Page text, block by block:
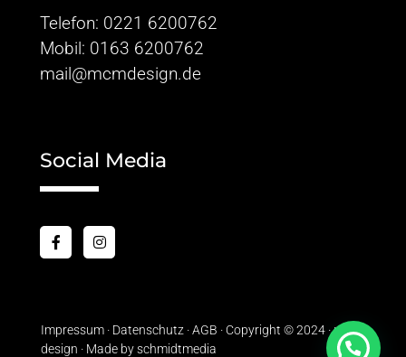
Telefon: 0221 6200762
Mobil: 0163 6200762
mail@mcmdesign.de
Social Media
Impressum · Datenschutz ·AGB · Copyright © 2024 · mcm
design · Made byschmidtmedia